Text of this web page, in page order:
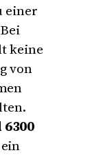
einer
keine
von